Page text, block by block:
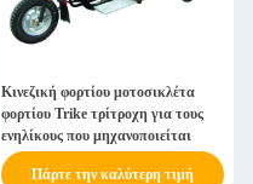
Κινεζική φορτίου μοτοσικλέτα
φορτίου Trike τρίτροχη για τους
ενηλίκους που μηχανοποιείται
Πάρτε την καλύτερη τιμή